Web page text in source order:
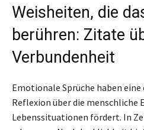
Weisheiten, die
berühren: Zitate
Verbundenheit
Emotionale Sprüche haben
Reflexion über die menschliche
Lebenssituationen fördert. In